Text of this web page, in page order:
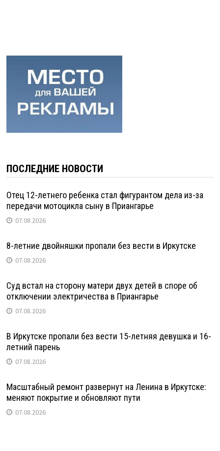
ПОСЛЕДНИЕ НОВОСТИ
Отец 12-летнего ребенка стал фигурантом дела из-за
передачи мотоцикла сыну в Приангарье
07.08.2026
8-летние двойняшки пропали без вести в Иркутске
07.08.2026
Суд встал на сторону матери двух детей в споре об
отключении электричества в Приангарье
07.08.2026
В Иркутске пропали без вести 15-летняя девушка и 16-
летний парень
07.08.2026
Масштабный ремонт развернут на Ленина в Иркутске:
меняют покрытие и обновляют пути
07.08.2026